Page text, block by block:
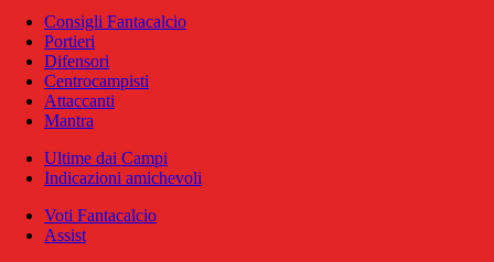
Consigli Fantacalcio
Portieri
Difensori
Centrocampisti
Attaccanti
Mantra
Ultime dai Campi
Indicazioni amichevoli
Voti Fantacalcio
Assist